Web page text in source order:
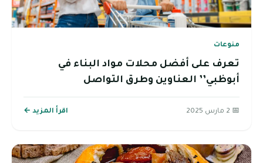
منوعات
تعرف على أفضل محلات مواد البناء في
أبوظبي’’ العناوين وطرق التواصل
📅 2 مارس 2025 اقرأ المزيد ←